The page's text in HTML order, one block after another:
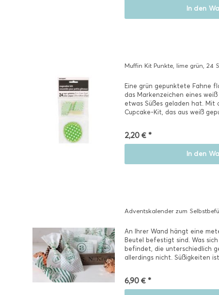
In den
Muffin Kit Punkte, lime grün, 24
Eine grün gepunktete Fahne
das Markenzeichen eines
etwas Süßes geladen hat. Mit
Cupcake-Kit, das aus weiß
2,20 € *
In den
Adventskalender zum
An Ihrer Wand hängt eine
Beutel befestigt sind. Was
befindet, die unterschiedlich
allerdings nicht. Süßigkeiten ist
6,90 € *